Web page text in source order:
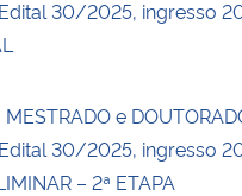
30/2025, ingresso
e
30/2025, ingresso
– 2ª ETAPA